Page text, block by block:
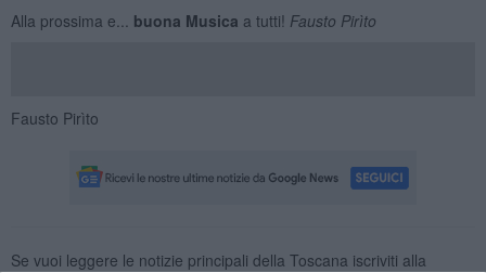
Alla prossima e... buona Musica a tutti! Fausto Pirìto
Fausto Pirìto
Se vuoi leggere le notizie principali della Toscana iscriviti alla